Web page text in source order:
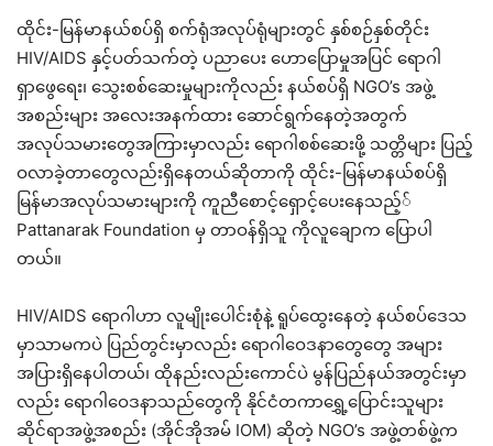
ထိုင်း-မြန်မာနယ်စပ်ရှိ စက်ရုံအလုပ်ရုံများတွင် နှစ်စဉ်နှစ်တိုင်း
HIV/AIDS နှင့်ပတ်သက်တဲ့ ပညာပေး ဟောပြောမှုအပြင် ရောဂါ
ရှာဖွေရေး၊ သွေးစစ်ဆေးမှုများကိုလည်း နယ်စပ်ရှိ NGO’s အဖွဲ့
အစည်းများ အလေးအနက်ထား ဆောင်ရွက်နေတဲ့အတွက်
အလုပ်သမားတွေအကြားမှာလည်း ရောဂါစစ်ဆေးဖို့ သတ္တိများ ပြည့်
ဝလာခဲ့တာတွေလည်းရှိနေတယ်ဆိုတာကို ထိုင်း-မြန်မာနယ်စပ်ရှိ
မြန်မာအလုပ်သမားများကို ကူညီစောင့်ရှောင့်ပေးနေသည့််
Pattanarak Foundation မှ တာဝန်ရှိသူ ကိုလူချောက ပြောပါ
တယ်။
HIV/AIDS ရောဂါဟာ လူမျိုးပေါင်းစုံနဲ့ ရူပ်ထွေးနေတဲ့ နယ်စပ်ဒေသ
မှာသာမကပဲ ပြည်တွင်းမှာလည်း ရောဂါဝေဒနာတွေတွေ အများ
အပြားရှိနေပါတယ်၊ ထိုနည်းလည်းကောင်ပဲ မွန်ပြည်နယ်အတွင်းမှာ
လည်း ရောဂါဝေဒနာသည်တွေကို နိုင်ငံတကာရွှေ့ပြောင်းသူများ
ဆိုင်ရာအဖွဲ့အစည်း (အိုင်အိုအမ် IOM) ဆိုတဲ့ NGO’s အဖွဲ့တစ်ဖွဲ့က